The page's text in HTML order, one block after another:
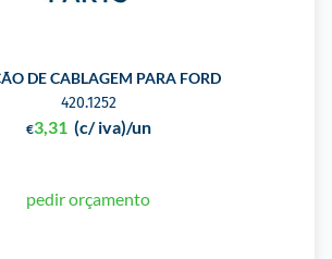
DE CABLAGEM PARA FORD
420.1252
€3,31 (c/ iva)/un
pedir orçamento